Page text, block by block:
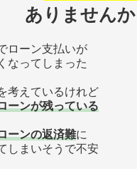
ありませんか
ローン支払いが
なってしまった
考えているけれど
ーンが残っている
ーンの返済難に
しまいそうで不安